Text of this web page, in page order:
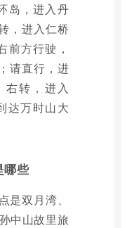
岛，进入丹
，进入仁桥
前方行驶，
请直行，进
右转，进入
达万时山大
哪些
是双月湾、
中山故里旅